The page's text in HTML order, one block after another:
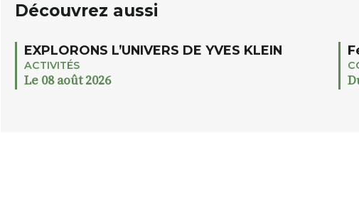
Découvrez aussi
EXPLORONS L’UNIVERS DE YVES KLEIN
ACTIVITÉS
Le 08 août 2026